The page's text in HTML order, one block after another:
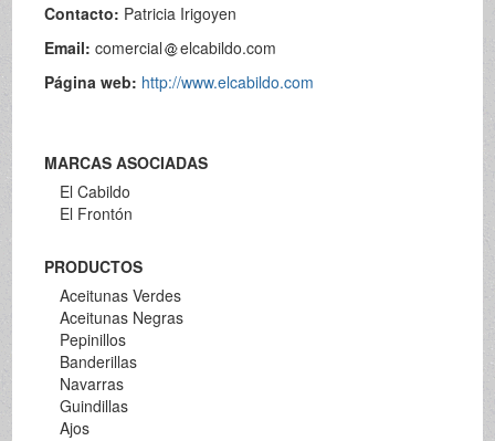
Contacto: Patricia Irigoyen
Email:comercial
elcabildo.com
Página web: http://www.elcabildo.com
MARCAS ASOCIADAS
El Cabildo
El Frontón
PRODUCTOS
Aceitunas Verdes
Aceitunas Negras
Pepinillos
Banderillas
Navarras
Guindillas
Ajos